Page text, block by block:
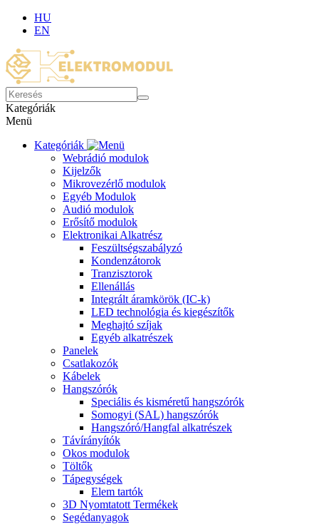
HU
EN
Kategóriák
Menü
Kategóriák
Webrádió modulok
Kijelzők
Mikrovezérlő modulok
Egyéb Modulok
Audió modulok
Erősítő modulok
Elektronikai Alkatrész
Feszültségszabályzó
Kondenzátorok
Tranzisztorok
Ellenállás
Integrált áramkörök (IC-k)
LED technológia és kiegészítők
Meghajtó szíjak
Egyéb alkatrészek
Panelek
Csatlakozók
Kábelek
Hangszórók
Speciális és kisméretű hangszórók
Somogyi (SAL) hangszórók
Hangszóró/Hangfal alkatrészek
Távírányítók
Okos modulok
Töltők
Tápegységek
Elem tartók
3D Nyomtatott Termékek
Segédanyagok